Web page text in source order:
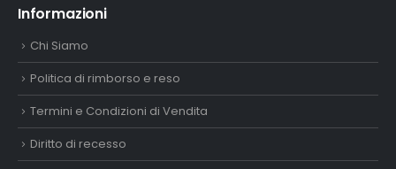
Informazioni
Chi Siamo
Politica di rimborso e reso
Termini e Condizioni di Vendita
Diritto di recesso